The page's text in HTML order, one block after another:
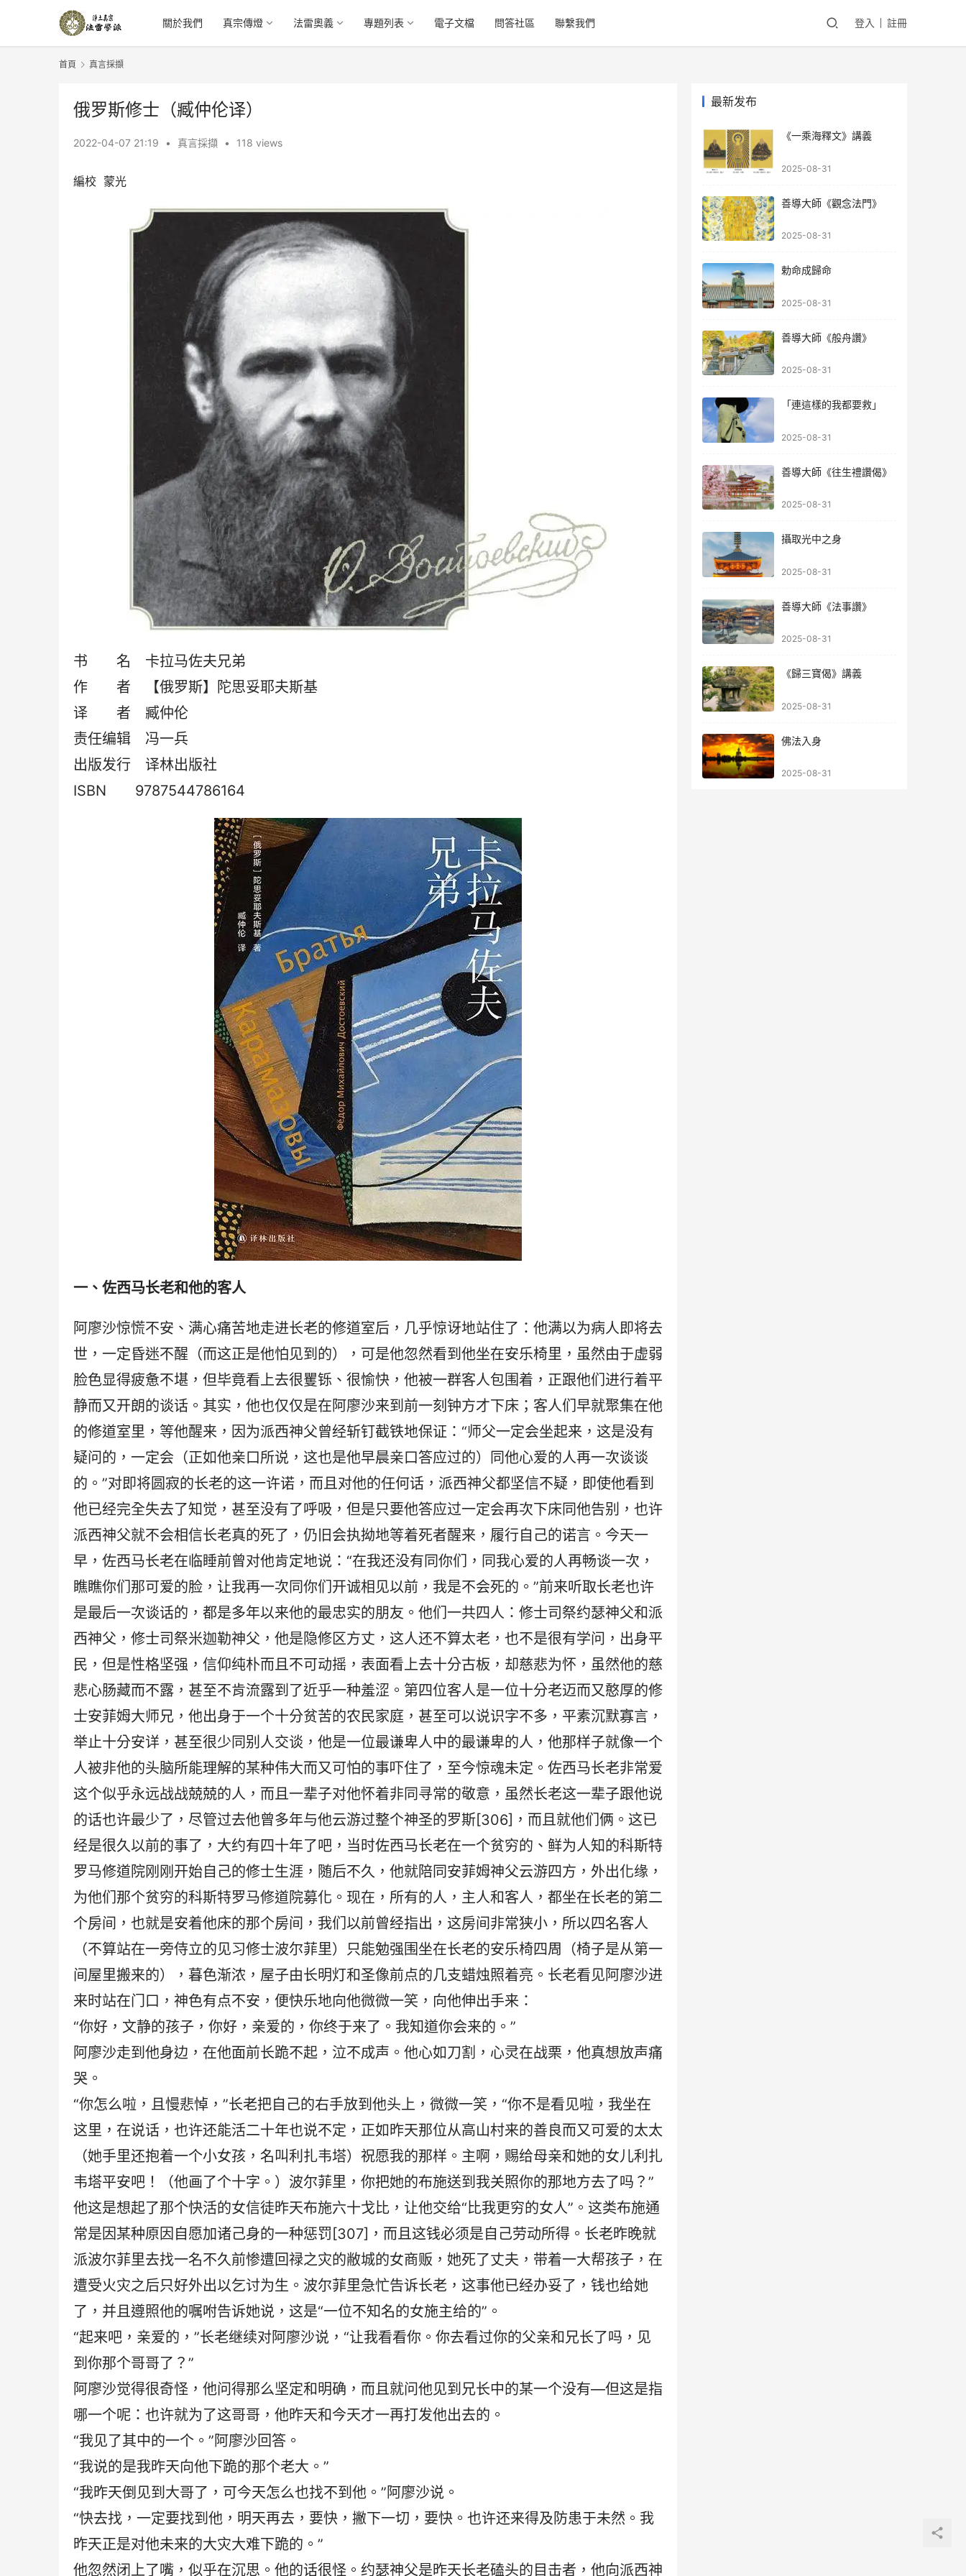
關於我們 真宗傳燈 法雷奧義 專題列表 電子文檔 問答社區 聯繫我們 登入 註冊
首頁 真言採擷
俄罗斯修士（臧仲伦译）
2022-04-07 21:19 • 真言採擷 • 118 views
編校  蒙光
书  名　卡拉马佐夫兄弟
作  者　【俄罗斯】陀思妥耶夫斯基
译  者　臧仲伦
责任编辑　冯一兵
出版发行　译林出版社
ISBN　　9787544786164
一、佐西马长老和他的客人
阿廖沙惊慌不安、满心痛苦地走进长老的修道室后，几乎惊讶地站住了：他满以为病人即将去
世，一定昏迷不醒（而这正是他怕见到的），可是他忽然看到他坐在安乐椅里，虽然由于虚弱
脸色显得疲惫不堪，但毕竟看上去很矍铄、很愉快，他被一群客人包围着，正跟他们进行着平
静而又开朗的谈话。其实，他也仅仅是在阿廖沙来到前一刻钟方才下床；客人们早就聚集在他
的修道室里，等他醒来，因为派西神父曾经斩钉截铁地保证：“师父一定会坐起来，这是没有
疑问的，一定会（正如他亲口所说，这也是他早晨亲口答应过的）同他心爱的人再一次谈谈
的。”对即将圆寂的长老的这一许诺，而且对他的任何话，派西神父都坚信不疑，即使他看到
他已经完全失去了知觉，甚至没有了呼吸，但是只要他答应过一定会再次下床同他告别，也许
派西神父就不会相信长老真的死了，仍旧会执拗地等着死者醒来，履行自己的诺言。今天一
早，佐西马长老在临睡前曾对他肯定地说：“在我还没有同你们，同我心爱的人再畅谈一次，
瞧瞧你们那可爱的脸，让我再一次同你们开诚相见以前，我是不会死的。”前来听取长老也许
是最后一次谈话的，都是多年以来他的最忠实的朋友。他们一共四人：修士司祭约瑟神父和派
西神父，修士司祭米迦勒神父，他是隐修区方丈，这人还不算太老，也不是很有学问，出身平
民，但是性格坚强，信仰纯朴而且不可动摇，表面看上去十分古板，却慈悲为怀，虽然他的慈
悲心肠藏而不露，甚至不肯流露到了近乎一种羞涩。第四位客人是一位十分老迈而又憨厚的修
士安菲姆大师兄，他出身于一个十分贫苦的农民家庭，甚至可以说识字不多，平素沉默寡言，
举止十分安详，甚至很少同别人交谈，他是一位最谦卑人中的最谦卑的人，他那样子就像一个
人被非他的头脑所能理解的某种伟大而又可怕的事吓住了，至今惊魂未定。佐西马长老非常爱
这个似乎永远战战兢兢的人，而且一辈子对他怀着非同寻常的敬意，虽然长老这一辈子跟他说
的话也许最少了，尽管过去他曾多年与他云游过整个神圣的罗斯[306]，而且就他们俩。这已
经是很久以前的事了，大约有四十年了吧，当时佐西马长老在一个贫穷的、鲜为人知的科斯特
罗马修道院刚刚开始自己的修士生涯，随后不久，他就陪同安菲姆神父云游四方，外出化缘，
为他们那个贫穷的科斯特罗马修道院募化。现在，所有的人，主人和客人，都坐在长老的第二
个房间，也就是安着他床的那个房间，我们以前曾经指出，这房间非常狭小，所以四名客人
（不算站在一旁侍立的见习修士波尔菲里）只能勉强围坐在长老的安乐椅四周（椅子是从第一
间屋里搬来的），暮色渐浓，屋子由长明灯和圣像前点的几支蜡烛照着亮。长老看见阿廖沙进
来时站在门口，神色有点不安，便快乐地向他微微一笑，向他伸出手来：
“你好，文静的孩子，你好，亲爱的，你终于来了。我知道你会来的。”
阿廖沙走到他身边，在他面前长跪不起，泣不成声。他心如刀割，心灵在战栗，他真想放声痛
哭。
“你怎么啦，且慢悲悼，”长老把自己的右手放到他头上，微微一笑，“你不是看见啦，我坐在
这里，在说话，也许还能活二十年也说不定，正如昨天那位从高山村来的善良而又可爱的太太
（她手里还抱着一个小女孩，名叫利扎韦塔）祝愿我的那样。主啊，赐给母亲和她的女儿利扎
韦塔平安吧！（他画了个十字。）波尔菲里，你把她的布施送到我关照你的那地方去了吗？”
他这是想起了那个快活的女信徒昨天布施六十戈比，让他交给“比我更穷的女人”。这类布施通
常是因某种原因自愿加诸己身的一种惩罚[307]，而且这钱必须是自己劳动所得。长老昨晚就
派波尔菲里去找一名不久前惨遭回禄之灾的敝城的女商贩，她死了丈夫，带着一大帮孩子，在
遭受火灾之后只好外出以乞讨为生。波尔菲里急忙告诉长老，这事他已经办妥了，钱也给她
了，并且遵照他的嘱咐告诉她说，这是“一位不知名的女施主给的”。
“起来吧，亲爱的，”长老继续对阿廖沙说，“让我看看你。你去看过你的父亲和兄长了吗，见
到你那个哥哥了？”
阿廖沙觉得很奇怪，他问得那么坚定和明确，而且就问他见到兄长中的某一个没有—但这是指
哪一个呢：也许就为了这哥哥，他昨天和今天才一再打发他出去的。
“我见了其中的一个。”阿廖沙回答。
“我说的是我昨天向他下跪的那个老大。”
“我昨天倒见到大哥了，可今天怎么也找不到他。”阿廖沙说。
“快去找，一定要找到他，明天再去，要快，撇下一切，要快。也许还来得及防患于未然。我
昨天正是对他未来的大灾大难下跪的。”
他忽然闭上了嘴，似乎在沉思。他的话很怪。约瑟神父是昨天长老磕头的目击者，他向派西神
最新发布
《一乘海釋文》講義
2025-08-31
善導大師《觀念法門》
2025-08-31
勅命成歸命
2025-08-31
善導大師《般舟讚》
2025-08-31
「連這樣的我都要救」
2025-08-31
善導大師《往生禮讚偈》
2025-08-31
攝取光中之身
2025-08-31
善導大師《法事讚》
2025-08-31
《歸三寶偈》講義
2025-08-31
佛法入身
2025-08-31